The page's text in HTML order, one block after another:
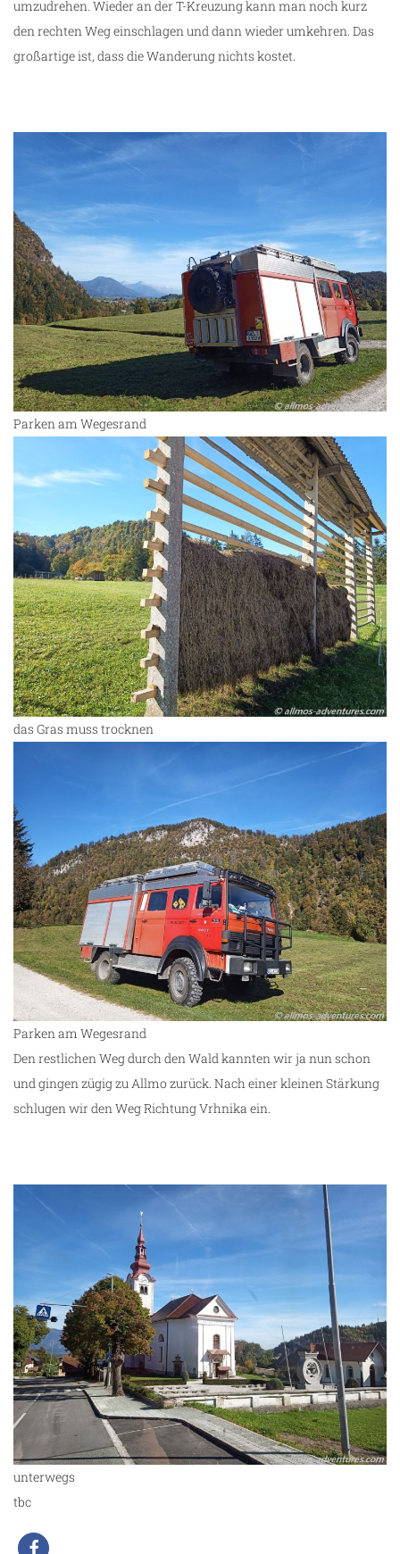
umzudrehen. Wieder an der T-Kreuzung kann man noch kurz
den rechten Weg einschlagen und dann wieder umkehren. Das
großartige ist, dass die Wanderung nichts kostet.
Parken am Wegesrand
das Gras muss trocknen
Parken am Wegesrand
Den restlichen Weg durch den Wald kannten wir ja nun schon
und gingen zügig zu Allmo zurück. Nach einer kleinen Stärkung
schlugen wir den Weg Richtung Vrhnika ein.
unterwegs
tbc